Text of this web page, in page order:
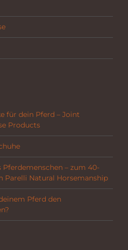
für dein Pferd – Joint
Products
– zum 40-
Parelli Natural Horsemanship
Pferd den